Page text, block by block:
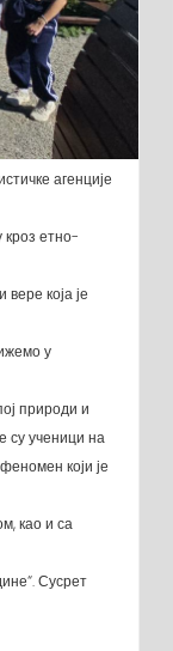
агенције
етно-
која је
у
природи и
су ученици на
који је
као и са
Сусрет